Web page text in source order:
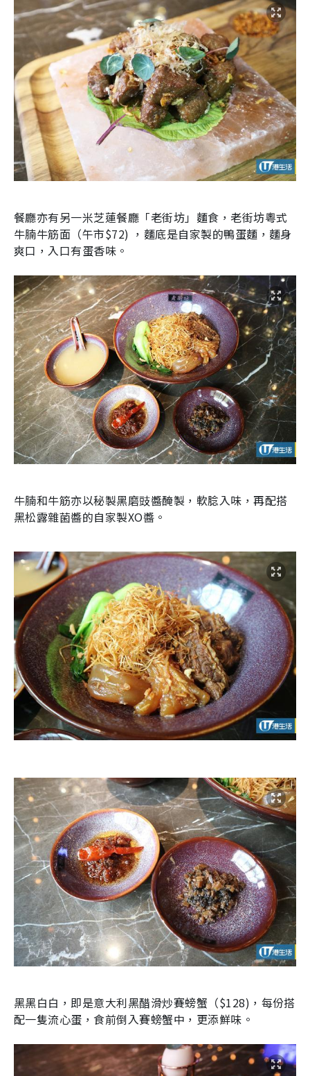
餐廳亦有另一米芝蓮餐廳「老街坊」麵食，老街坊粵式
牛腩牛筋面（午市$72) ，麵底是自家製的鴨蛋麵，麵身
爽口，入口有蛋香味。
牛腩和牛筋亦以秘製黑磨豉醬醃製，軟腍入味，再配搭
黑松露雜菌醬的自家製XO醬。
黑黑白白，即是意大利黑醋滑炒賽螃蟹（$128)，每份搭
配一隻流心蛋，食前倒入賽螃蟹中，更添鮮味。